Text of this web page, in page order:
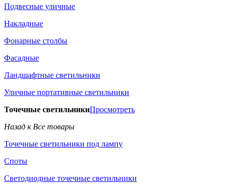
Подвесные уличные
Накладные
Фонарные столбы
Фасадные
Ландшафтные светильники
Уличные портативные светильники
Точечные светильникиПросмотреть
Назад к Все товары
Точечные светильники под лампу
Споты
Светодиодные точечные светильники